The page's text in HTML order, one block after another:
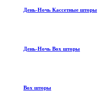
День-Ночь Кассетные шторы
День-Ночь Box шторы
Box шторы